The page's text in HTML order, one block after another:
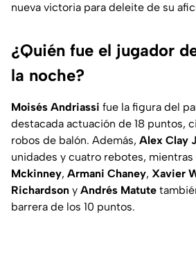
nueva victoria para deleite de su
¿Quién fue el jugador
la noche?
Moisés Andriassi fue la figura del
destacada actuación de 18 puntos,
robos de balón. Además, Alex Clay
unidades y cuatro rebotes, mientras
Mckinney, Armani Chaney, Xavier
Richardson y Andrés Matute
barrera de los 10 puntos.